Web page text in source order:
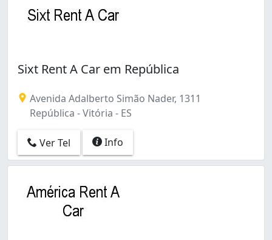
Mata da Praia (4)
Monte Belo (1)
Praia do Canto (7)
República (11)
Resistência (1)
Santa Luíza (25)
Santa Lúcia (10)
Santo Antônio (2)
Santos Reis (1)
São Cristóvão (1)
de Lourdes (2)
Sixt Rent A Car em República
Avenida Adalberto Simão Nader, 1311
República - Vitória - ES
Ver Tel Info